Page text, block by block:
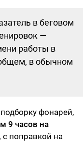
в беговом
—
работы в
в обычном
фонарей,
9 часов на
с поправкой на